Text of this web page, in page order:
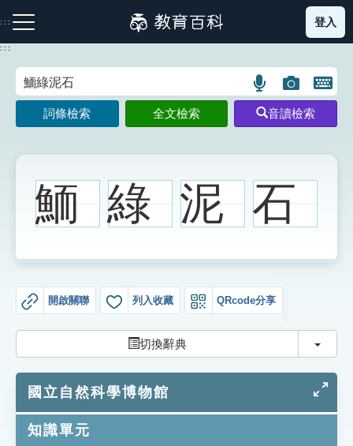
到
主
:::
注音索引圖示 筆畫索引圖示 部首索引表圖示
生字詞彙表
知識索引
單字索引
登入
:::
語
言
搜
示
圖
片
搜
示
開
鍵
圖
詞條檢索 全文檢索 音讀檢索
鮞 綠 泥 石
開啟關聯 列入收藏 QRcode分享
切換辭典 切換
國立自然科學博物館
知識單元